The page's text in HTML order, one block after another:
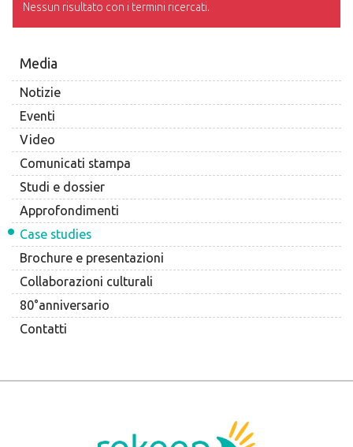
Media
Notizie
Eventi
Video
Comunicati stampa
Studi e dossier
Approfondimenti
Case studies
Brochure e presentazioni
Collaborazioni culturali
80°anniversario
Contatti
Nessun risultato con i termini ricercati.